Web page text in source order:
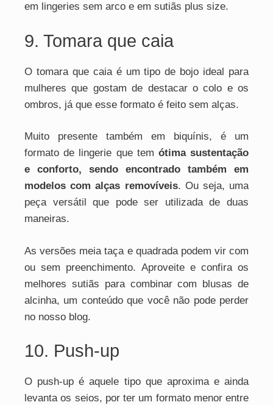
em lingeries sem arco e em sutiãs plus size.
9. Tomara que caia
O tomara que caia é um tipo de bojo ideal para
mulheres que gostam de destacar o colo e os
ombros, já que esse formato é feito sem alças.
Muito presente também em biquínis, é um
formato de lingerie que tem ótima sustentação
e conforto, sendo encontrado também em
modelos com alças removíveis. Ou seja, uma
peça versátil que pode ser utilizada de duas
maneiras.
As versões meia taça e quadrada podem vir com
ou sem preenchimento. Aproveite e confira os
melhores sutiãs para combinar com blusas de
alcinha, um conteúdo que você não pode perder
no nosso blog.
10. Push-up
O push-up é aquele tipo que aproxima e ainda
levanta os seios, por ter um formato menor entre